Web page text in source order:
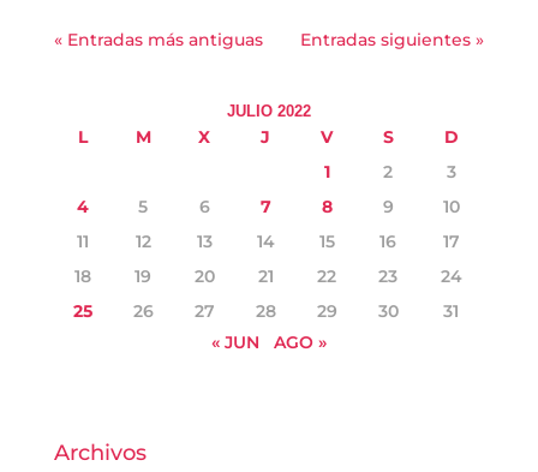
« Entradas más antiguas Entradas siguientes »
JULIO 2022
L M X J V S
D
1
2
3
4
5 6 7 8 9
10
11
12 13 14 15 16
17
18
19 20 21 22 23
24
25
26 27 28 29 30
31
« JUN
AGO »
Archivos